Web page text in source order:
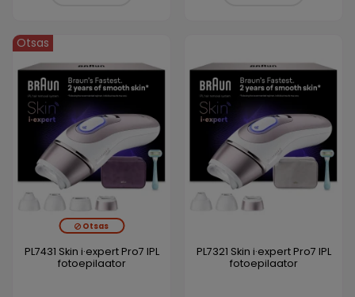
Otsas
Otsas
PL7431 Skin i·expert Pro7 IPL
fotoepilaator
PL7321 Skin i·expert Pro7 IPL
fotoepilaator